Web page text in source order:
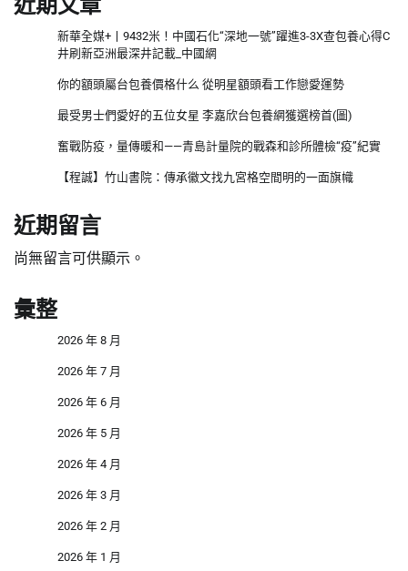
近期文章
新華全媒+丨9432米！中國石化“深地一號”躍進3-3X查包養心得C
井刷新亞洲最深井記載_中國網
你的額頭屬台包養價格什么 從明星額頭看工作戀愛運勢
最受男士們愛好的五位女星 李嘉欣台包養網獲選榜首(圖)
奮戰防疫，量傳暖和——青島計量院的戰森和診所體檢“疫”紀實
【程誠】竹山書院：傳承徽文找九宮格空間明的一面旗幟
近期留言
尚無留言可供顯示。
彙整
2026 年 8 月
2026 年 7 月
2026 年 6 月
2026 年 5 月
2026 年 4 月
2026 年 3 月
2026 年 2 月
2026 年 1 月